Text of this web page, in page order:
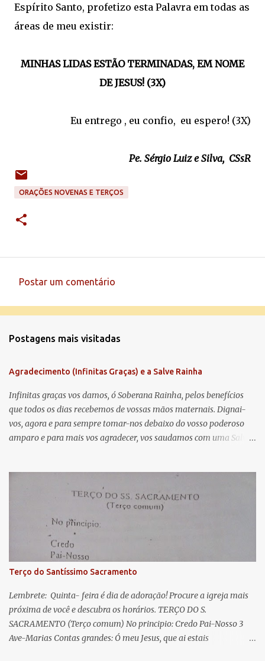
Espírito Santo, profetizo esta Palavra em todas as
áreas de meu existir:
MINHAS LIDAS ESTÃO TERMINADAS, EM NOME
DE JESUS! (3X)
Eu entrego , eu confio, eu espero! (3X)
Pe. Sérgio Luiz e Silva, CSsR
ORAÇÕES NOVENAS E TERÇOS
e
t
á
r
i
o
Postar um comentário
Postagens mais visitadas
Agradecimento (Infinitas Graças) e a Salve Rainha
Infinitas graças vos damos, ó Soberana Rainha, pelos benefícios
que todos os dias recebemos de vossas mãos maternais. Dignai-
vos, agora e para sempre tomar-nos debaixo do vosso poderoso
amparo e para mais vos agradecer, vos saudamos com uma Salve
lágrimas. Eia, pois, Advogada nossa, estes vossos olhos
misericordiosos a nós volvei, e depois deste desterro, mostrai-nos
Jesus. Bendito é o fruto do vosso ventre, ó clemente, ó piedosa, ó
doce e sempre Virgem Maria. Rogai por nós Santa Mãe de Deus.
Para que sejamos dignos das promessas de Cristo. Amém.
Terço do Santíssimo Sacramento
Lembrete: Quinta- feira é dia de adoração! Procure a igreja mais
próxima de você e descubra os horários. TERÇO DO S.
SACRAMENTO (Terço comum) No principio: Credo Pai-Nosso 3
Ave-Marias Contas grandes: Ó meu Jesus, que ai estais